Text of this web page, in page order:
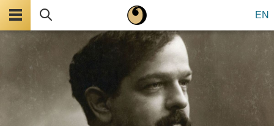
EN